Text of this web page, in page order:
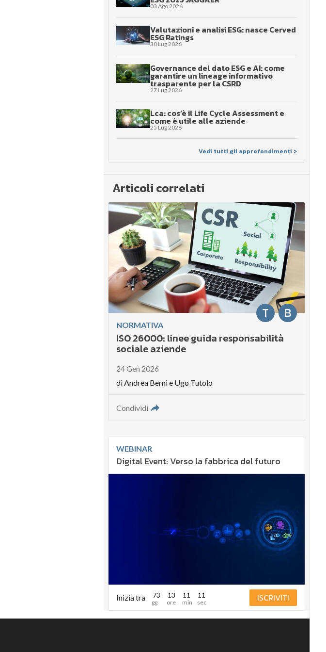
03 Ago 2026
Valutazioni e analisi ESG: nasce Cerved
ESG Ratings
30 Lug 2026
Governance del dato ESG e AI: come
garantire un lineage informativo
trasparente per la CSRD
27 Lug 2026
Lca: cos’è il Life Cycle Assessment e
come è utile alle aziende
25 Lug 2026
Vedi tutti gli approfondimenti >
Articoli correlati
B
T
NORMATIVA
ISO 26000: linee guida responsabilità
sociale aziende
24 Gen 2026
diAndrea Bernie Ugo Tutolo
Condividi
WEBINAR
Digital Event: Verso la fabbrica del futuro
Inizia tra 73 13 11 9 ISCRIVITI